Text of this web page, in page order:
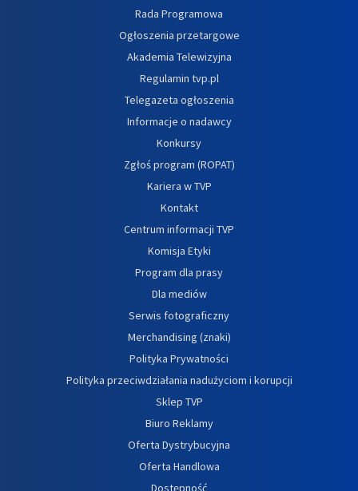
Rada Programowa
Ogłoszenia przetargowe
Akademia Telewizyjna
Regulamin tvp.pl
Telegazeta ogłoszenia
Informacje o nadawcy
Konkursy
Zgłoś program (ROPAT)
Kariera w TVP
Kontakt
Centrum informacji TVP
Komisja Etyki
Program dla prasy
Dla mediów
Serwis fotograficzny
Merchandising (znaki)
Polityka Prywatności
Polityka przeciwdziałania nadużyciom i korupcji
Sklep TVP
Biuro Reklamy
Oferta Dystrybucyjna
Oferta Handlowa
Dostępność